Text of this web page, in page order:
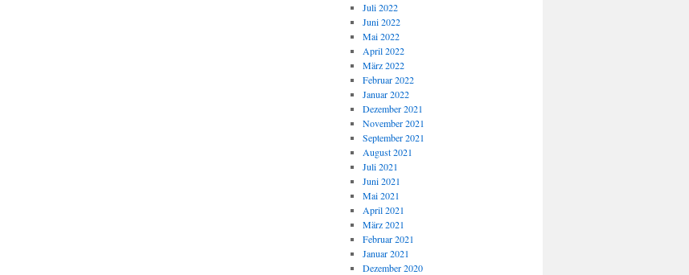
Juli 2022
Juni 2022
Mai 2022
April 2022
März 2022
Februar 2022
Januar 2022
Dezember 2021
November 2021
September 2021
August 2021
Juli 2021
Juni 2021
Mai 2021
April 2021
März 2021
Februar 2021
Januar 2021
Dezember 2020